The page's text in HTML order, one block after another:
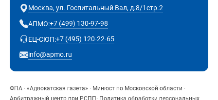
Москва, ул. Госпитальный Вал, д.8/1стр.2
АПМО:+7 (499) 130-97-98
ЕЦ-СЮП:+7 (495) 120-22-65
info@apmo.ru
ФПА · «Адвокатская газета» · Минюст по Московской области ·
Арбитражный центр при РСПП · Политика обработки персональных